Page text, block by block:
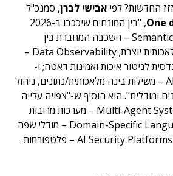
החדשות? לפי אבישי לברן, סמנכ"ל
One
, "בין המונחים שיככבו ב-2026
ניתן למצוא את Semantic Layer – השכבה המחברת בין
נתונים, ביזנס ובינה מלאכותית יוצרת; Data Observability –
לניטור איכות ואמינות דאטה; ו-
AI/Data Governance – משילות בינה מלאכותית/נתונים, ניהול
ומודלים". הוא הוסיף ש-"צפויה עלייה
בשימוש במונחים Multi-Agent Systems – מערכות מרובות
סוכנים, Domain-Specific Language Models – מודלי שפה
ספציפיים לדומיינים, ו-AI Security Platforms – פלטפורמות